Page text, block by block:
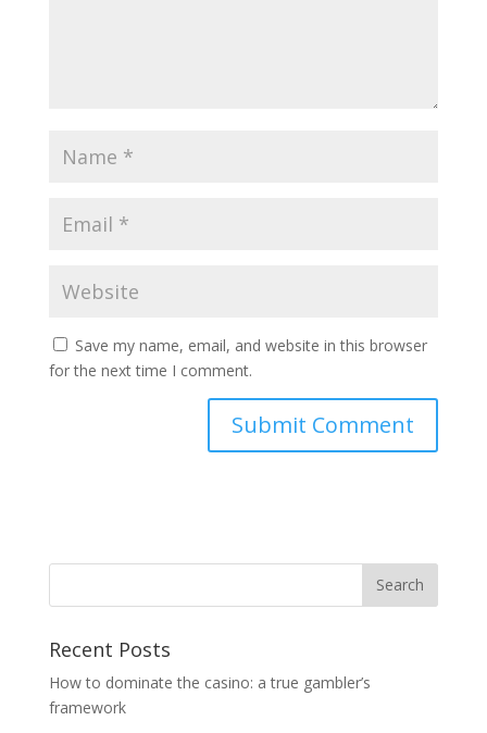
Save my name, email, and website in this browser
for the next time I comment.
Recent Posts
How to dominate the casino: a true gambler’s
framework